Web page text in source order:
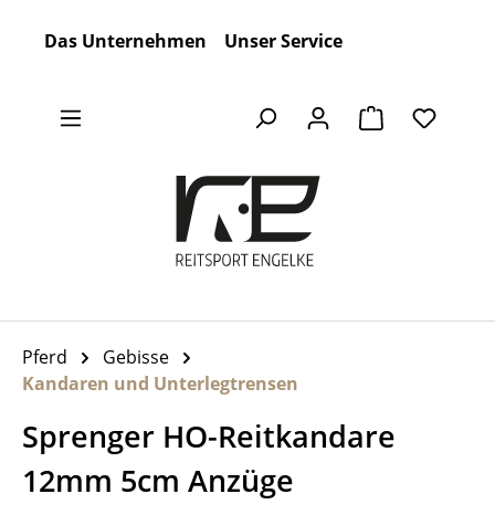
Das Unternehmen Unser Service
Warenkorb
Pferd
Gebisse
Kandaren und Unterlegtrensen
Sprenger HO-Reitkandare
12mm 5cm Anzüge